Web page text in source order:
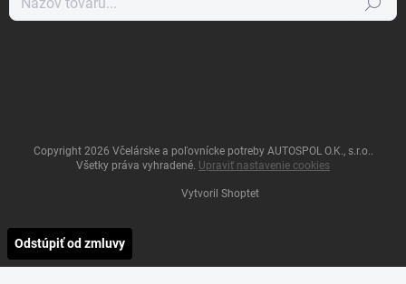
Hľadať
Vytvoril Shoptet
Copyright 2026 Včelárske a poľovnícke potreby AUTOSPOL O.K., s.r.o..
Všetky práva vyhradené. Upraviť nastavenie cookies
Odstúpiť od zmluvy